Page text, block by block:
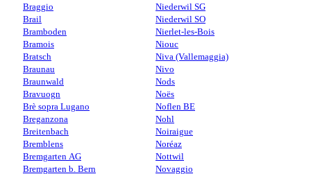
Braggio
Brail
Bramboden
Bramois
Bratsch
Braunau
Braunwald
Bravuogn
Brè sopra Lugano
Breganzona
Breitenbach
Bremblens
Bremgarten AG
Bremgarten b. Bern
Niederwil SG
Niederwil SO
Nierlet-les-Bois
Niouc
Niva (Vallemaggia)
Nivo
Nods
Noës
Noflen BE
Nohl
Noiraigue
Noréaz
Nottwil
Novaggio